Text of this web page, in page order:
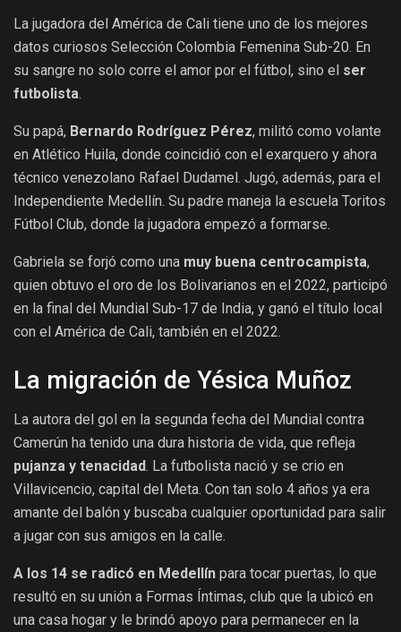
La jugadora del América de Cali tiene uno de los mejores
datos curiosos Selección Colombia Femenina Sub-20. En
su sangre no solo corre el amor por el fútbol, sino el ser
futbolista.
Su papá, Bernardo Rodríguez Pérez, militó como volante
en Atlético Huila, donde coincidió con el exarquero y ahora
técnico venezolano Rafael Dudamel. Jugó, además, para el
Independiente Medellín. Su padre maneja la escuela Toritos
Fútbol Club, donde la jugadora empezó a formarse.
Gabriela se forjó como una muy buena centrocampista,
quien obtuvo el oro de los Bolivarianos en el 2022, participó
en la final del Mundial Sub-17 de India, y ganó el título local
con el América de Cali, también en el 2022.
La migración de Yésica Muñoz
La autora del gol en la segunda fecha del Mundial contra
Camerún ha tenido una dura historia de vida, que refleja
pujanza y tenacidad. La futbolista nació y se crio en
Villavicencio, capital del Meta. Con tan solo 4 años ya era
amante del balón y buscaba cualquier oportunidad para salir
a jugar con sus amigos en la calle.
A los 14 se radicó en Medellín para tocar puertas, lo que
resultó en su unión a Formas Íntimas, club que la ubicó en
una casa hogar y le brindó apoyo para permanecer en la